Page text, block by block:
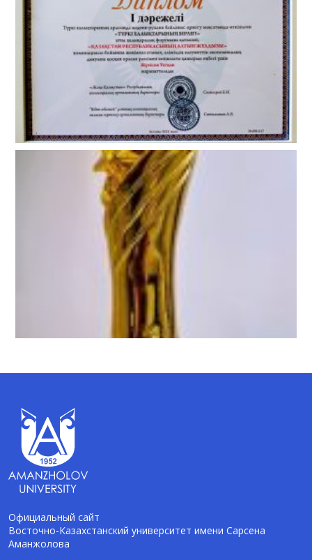
Официальный сайт
Восточно-Казахстанский университет имени Сарсена
Аманжолова